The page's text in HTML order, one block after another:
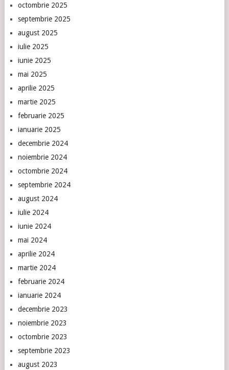
octombrie 2025
septembrie 2025
august 2025
iulie 2025
iunie 2025
mai 2025
aprilie 2025
martie 2025
februarie 2025
ianuarie 2025
decembrie 2024
noiembrie 2024
octombrie 2024
septembrie 2024
august 2024
iulie 2024
iunie 2024
mai 2024
aprilie 2024
martie 2024
februarie 2024
ianuarie 2024
decembrie 2023
noiembrie 2023
octombrie 2023
septembrie 2023
august 2023